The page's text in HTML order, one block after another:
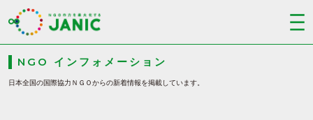
NGO インフォメーション
日本全国の国際協力ＮＧＯからの新着情報を掲載しています。